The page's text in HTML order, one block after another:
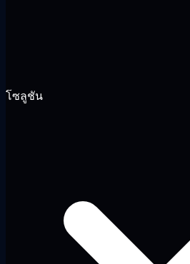
โซลูชัน